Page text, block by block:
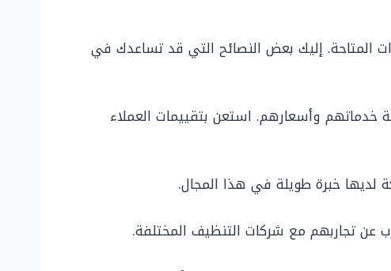
المتاحة. إليك بعض النصائح التي قد تساعدك في
وأسعارهم. استعن بتقييمات العملاء
خبرة طويلة في هذا المجال.
عن تجاربهم مع شركات التنظيف المختلفة.